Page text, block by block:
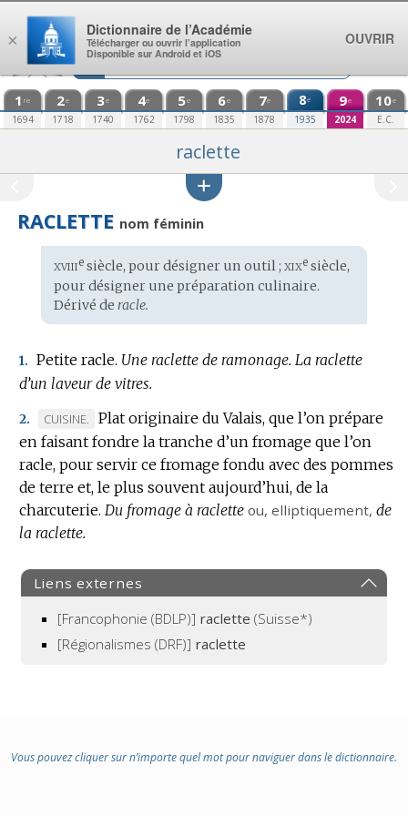
Aller au contenu
1 re
1694
2e
1718
3e
1740
4e
1762
5e
1798
6e
1835
7e
1878
8e
1935
9e
2024
10e
E.C.
raclette
RACLETTE nom féminin
Étymologie
:
xviiiesiècle, pour désigner un outil ; xixesiècle,
pour désigner une préparation culinaire.
Dérivé de racle.
1. Petite racle. Une raclette de ramonage. La raclette
d’un laveur de vitres.
2.
MARQUE
DE
DOMAINE
:
CUISINE.
Plat originaire du Valais, que l’on prépare
en faisant fondre la tranche d’un fromage que l’on
racle, pour servir ce fromage fondu avec des pommes
de terre et, le plus souvent aujourd’hui, de la
charcuterie. Du fromage à raclette ou, elliptiquement, de
la raclette.
Liens externes
[Francophonie (BDLP)] raclette (Suisse*)
[Régionalismes (DRF)] raclette
Vous pouvez cliquer sur n’importe quel mot pour naviguer dans le dictionnaire.
×
Dictionnaire de l’Académie
Télécharger ou ouvrir l’application
Disponible sur Android et iOS
OUVRIR